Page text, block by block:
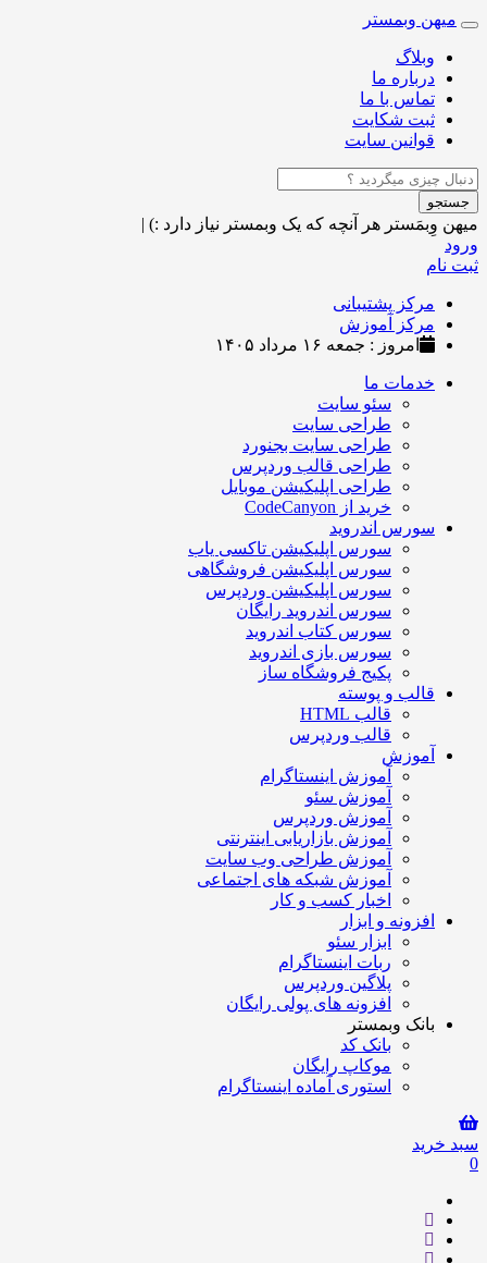
Toggle
navigation
میهن وبمستر
وبلاگ
درباره ما
تماس با ما
ثبت شکایت
قوانین سایت
جستجو
میهن وِبمَستر هر آنچه که یک وبمستر نیاز دارد :) |
ورود
ثبت نام
مرکز پشتیبانی
مرکز آموزش
امروز : جمعه ۱۶ مرداد ۱۴۰۵
خدمات ما
سئو سایت
طراحی سایت
طراحی سایت بجنورد
طراحی قالب وردپرس
طراحی اپلیکیشن موبایل
خرید از CodeCanyon
سورس اندروید
سورس اپلیکیشن تاکسی یاب
سورس اپلیکیشن فروشگاهی
سورس اپلیکیشن وردپرس
سورس اندروید رایگان
سورس کتاب اندروید
سورس بازی اندروید
پکیج فروشگاه ساز
قالب و پوسته
قالب HTML
قالب وردپرس
آموزش
آموزش اینستاگرام
آموزش سئو
آموزش وردپرس
آموزش بازاریابی اینترنتی
آموزش طراحی وب سایت
آموزش شبکه های اجتماعی
اخبار کسب و کار
افزونه و ابزار
ابزار سئو
ربات اینستاگرام
پلاگین وردپرس
افزونه های پولی رایگان
بانک وبمستر
بانک کد
موکاپ رایگان
استوری آماده اینستاگرام
سبد خرید
0